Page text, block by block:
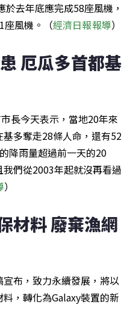
去年底應完成58座風機，
座風機。（經濟日報報導）
厄瓜多首都基
長今天表示，當地20年來
多奪走28條人命，還有52
降雨量超過前一天的20
們從2003年起就沒再看過
）
材料 廢棄漁網
布，致力永續發展，將以
，轉化為Galaxy裝置的新